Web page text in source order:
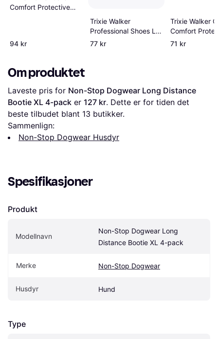
Comfort Protective
94 kr
Trixie Walker
Professional Shoes L
2-pack
77 kr
Trixie Walker
Comfort
Boots XS
71 kr
Om produktet
Laveste pris for Non-Stop Dogwear Long Distance
Bootie XL 4-pack er 127 kr. Dette er for tiden det
beste tilbudet blant 13 butikker.
Sammenlign:
Non-Stop Dogwear Husdyr
Spesifikasjoner
Produkt
Modellnavn
Non-Stop Dogwear Long
Distance Bootie XL 4-pack
Merke Non-Stop Dogwear
Husdyr Hund
Type